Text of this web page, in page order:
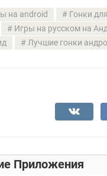
на android Гонки
Игры на русском на
Лучшие гонки
Приложения